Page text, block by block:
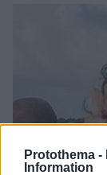
Protothema -
Information